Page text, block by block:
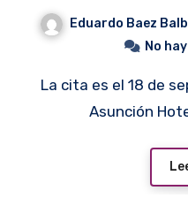
Eduardo Baez
No
La cita es el 18 de septiembre en el Sheraton
Asunción